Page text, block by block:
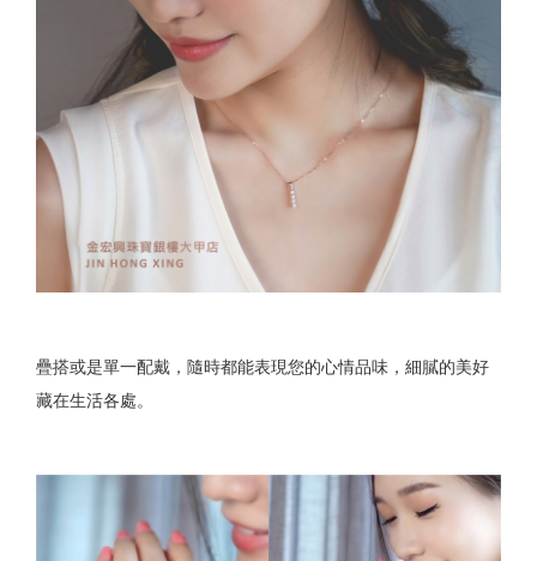
疊搭或是單一配戴，隨時都能表現您的心情品味，細膩的美好
藏在生活各處。